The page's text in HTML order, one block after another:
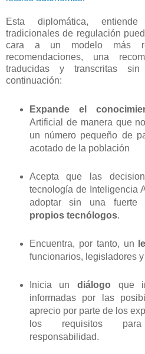
Esta diplomática,
tradicionales de regulación
cara a un modelo más
recomendaciones, una
traducidas y transcritas
continuación:
Expande el
Artificial de manera que
un número pequeño de
acotado de la población
Acepta que las
tecnología de Inteligencia
adoptar sin una fuerte
propios tecnólogos.
Encuentra, por tanto, un
funcionarios, legisladores
Inicia un diálogo que
informadas por las
aprecio por parte de los
los requisitos
responsabilidad.